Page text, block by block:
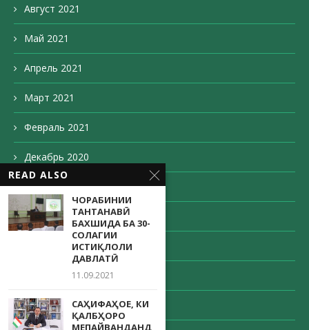
Август 2021
Май 2021
Апрель 2021
Март 2021
Февраль 2021
Декабрь 2020
Ноябрь 2020
Октябрь 2020
Сентябрь 2020
Август 2020
Май 2020
READ ALSO
ЧОРАБИНИИ
ТАНТАНАВӢ
БАХШИДА БА 30-
СОЛАГИИ
ИСТИҚЛОЛИ
ДАВЛАТӢ
11.09.2021
САҲИФАҲОЕ, КИ
ҚАЛБҲОРО
МЕПАЙВАНДАНД